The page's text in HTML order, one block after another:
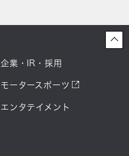
企業・IR・採用
モータースポーツ
エンタテイメント